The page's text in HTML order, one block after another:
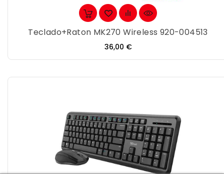
Teclado+Raton MK270 Wireless 920-004513
Precio
36,00 €